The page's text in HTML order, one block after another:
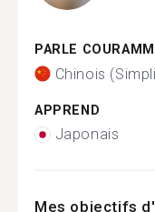
PARLE
Chinois
APPREND
Japonais
Mes objectifs